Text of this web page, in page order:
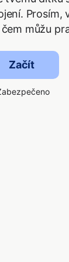
Prosím,
můžu
Začít